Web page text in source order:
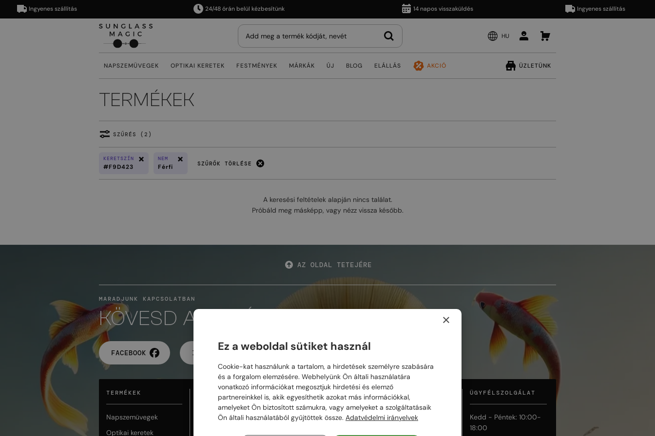
Ingyenes szállítás 24/48 órán belül kézbesítünk 14 napos visszaküldés Ingyenes szállítás
HU
NAPSZEMÜVEGEK OPTIKAI KERETEK FESTMÉNYEK MÁRKÁK ÚJ BLOG ELÁLLÁS AKCIÓ ÜZLETÜNK
TERMÉKEK
SZŰRÉS (2)
KERETSZÍN
#F9D423
NEM
Férfi SZŰRŐK TÖRLÉSE
A keresési feltételek alapján nincs találat.
Próbáld meg másképp, vagy nézz vissza később.
AZ OLDAL TETEJÉRE
MARADJUNK KAPCSOLATBAN
KÖVESD A VARÁZSLATOT
FACEBOOK INSTAGRAM
TERMÉKEK
Napszemüvegek
Optikai keretek
Balmain
SUNGLASS MAGIC
Főoldal
Gyakran ismételt
ÜGYFÉLSZOLGÁLAT
Kedd - Péntek: 10:00-
18:00
×
Ez a weboldal sütiket használ
Cookie-kat használunk a tartalom, a hirdetések személyre szabására
és a forgalom elemzésére. Webhelyünk Ön általi használatára
vonatkozó információkat megosztjuk hirdetési és elemző
partnereinkkel is, akik egyesíthetik azokat más információkkal,
amelyeket Ön biztosított számukra, vagy amelyeket a szolgáltatásaik
Ön általi használatából gyűjtöttek össze. Adatvédelmi irányelvek